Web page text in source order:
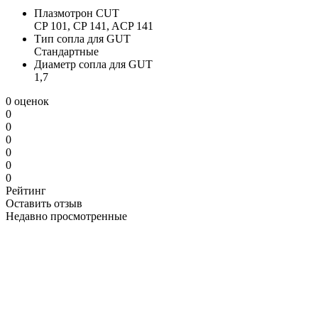
Плазмотрон CUT
CP 101, CP 141, ACP 141
Тип сопла для GUT
Стандартные
Диаметр сопла для GUT
1,7
0 оценок
0
0
0
0
0
0
Рейтинг
Оставить отзыв
Недавно просмотренные